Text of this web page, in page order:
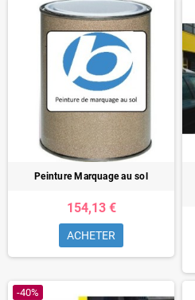
Peinture Marquage au sol
154,13 €
ACHETER
-40%